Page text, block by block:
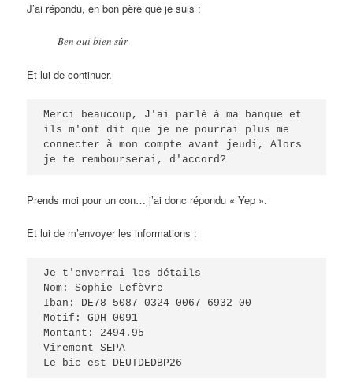
J’ai répondu, en bon père que je suis :
Ben oui bien sûr
Et lui de continuer.
Merci beaucoup, J'ai parlé à ma banque et
ils m'ont dit que je ne pourrai plus me
connecter à mon compte avant jeudi, Alors
je te rembourserai, d'accord?
Prends moi pour un con… j’ai donc répondu « Yep ».
Et lui de m’envoyer les informations :
Je t'enverrai les détails
Nom: Sophie Lefèvre
Iban: DE78 5087 0324 0067 6932 00
Motif: GDH 0091
Montant: 2494.95
Virement SEPA
Le bic est DEUTDEDBP26